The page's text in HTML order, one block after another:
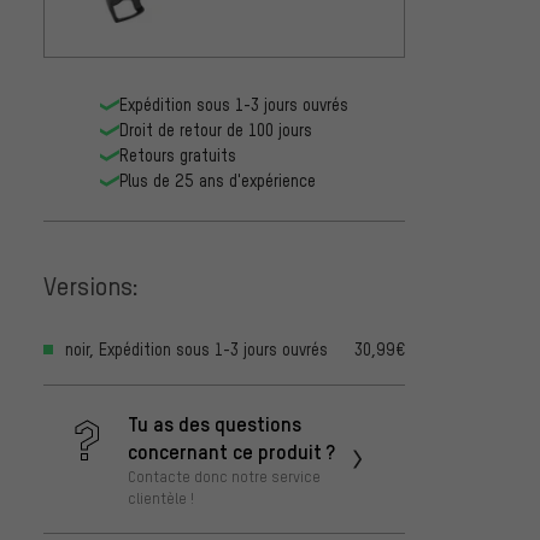
Expédition sous 1-3 jours ouvrés
Droit de retour de 100 jours
Retours gratuits
Plus de 25 ans d'expérience
Versions:
noir, Expédition sous 1-3 jours ouvrés 30,99€
Tu as des questions
concernant ce produit ?
Contacte donc notre service
clientèle !